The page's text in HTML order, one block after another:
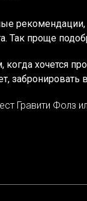
Так проще
хочется
забронировать
Гравити